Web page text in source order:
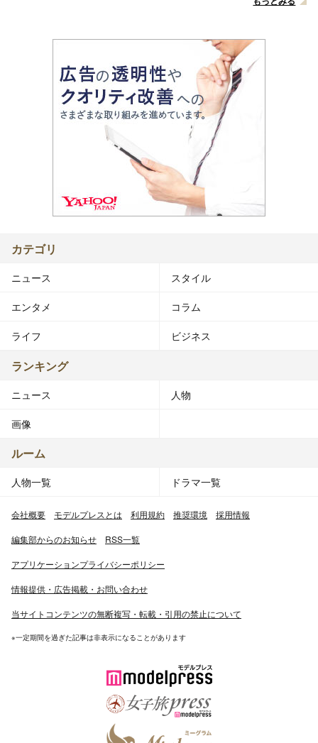
カテゴリ
ニュース スタイル
エンタメ コラム
ライフ ビジネス
ランキング
ニュース 人物
画像
ルーム
人物一覧 ドラマ一覧
会社概要 モデルプレスとは 利用規約 推奨環境 採用情報
編集部からのお知らせ RSS一覧
アプリケーションプライバシーポリシー
情報提供・広告掲載・お問い合わせ
当サイトコンテンツの無断複写・転載・引用の禁止について
※一定期間を過ぎた記事は非表示になることがあります